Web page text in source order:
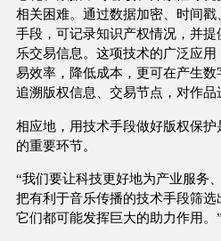
相关困难。通过数据加密、时间
手段，可记录知识产权情况，并
乐交易信息。这项技术的广泛应
易效率，降低成本，更可在产生
追溯版权信息、交易节点，对作品
相应地，用技术手段做好版权保
的重要环节。
“我们要让科技更好地为产业服务
把有利于音乐传播的技术手段筛选
它们都可能发挥巨大的助力作用。